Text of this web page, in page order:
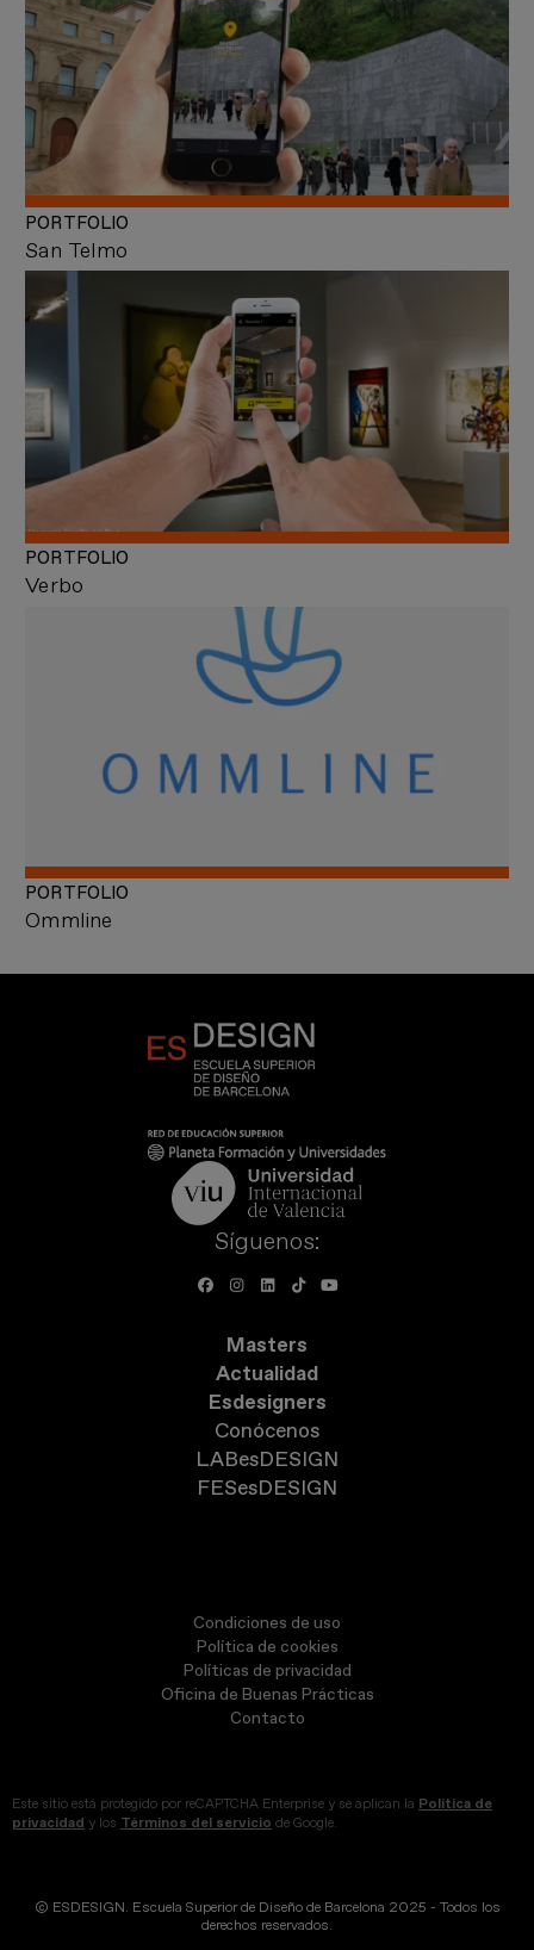
San Telmo
PORTFOLIO
Verbo
PORTFOLIO
Ommline
PORTFOLIO
Síguenos:
Masters
Actualidad
Esdesigners
Conócenos
LABesDESIGN
FESesDESIGN
Condiciones de uso
Política de cookies
Políticas de privacidad
Oficina de Buenas Prácticas
Contacto
Este sitio está protegido por reCAPTCHA Enterprise y se aplican la Política de
privacidad y los Términos del servicio de Google.
© ESDESIGN. Escuela Superior de Diseño de Barcelona 2025 - Todos los
derechos reservados.